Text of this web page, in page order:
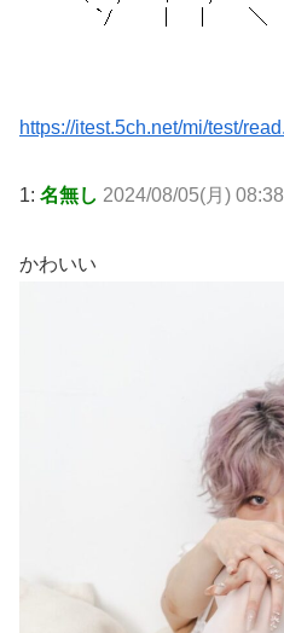
https://itest.5ch.net/mi/test/
1: 名無し 2024/08/05(月)
かわいい